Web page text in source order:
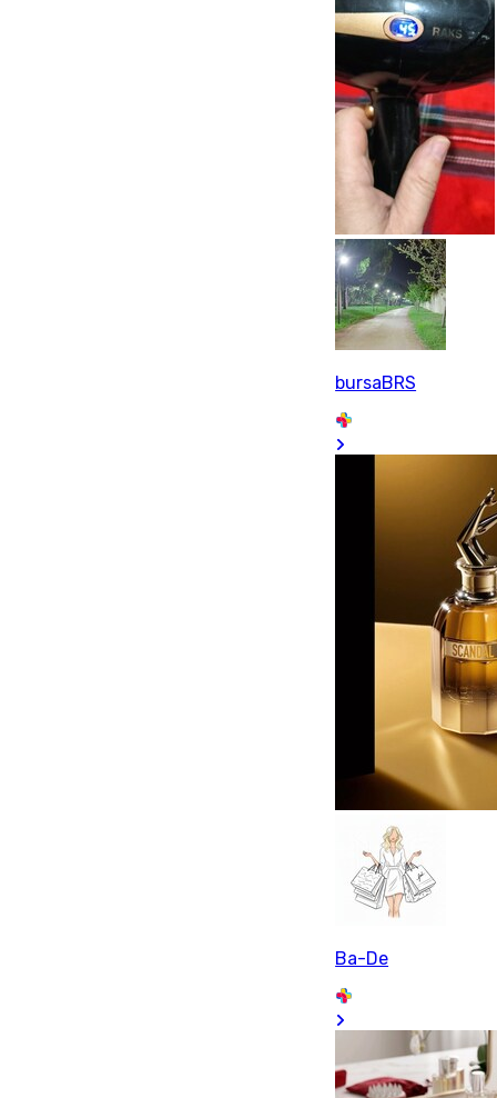
bursaBRS
Ba-De